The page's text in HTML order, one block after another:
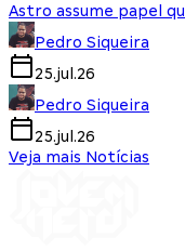
Astro assume papel
Pedro Siqueira
25.jul.26
Pedro Siqueira
25.jul.26
Veja mais Notícias